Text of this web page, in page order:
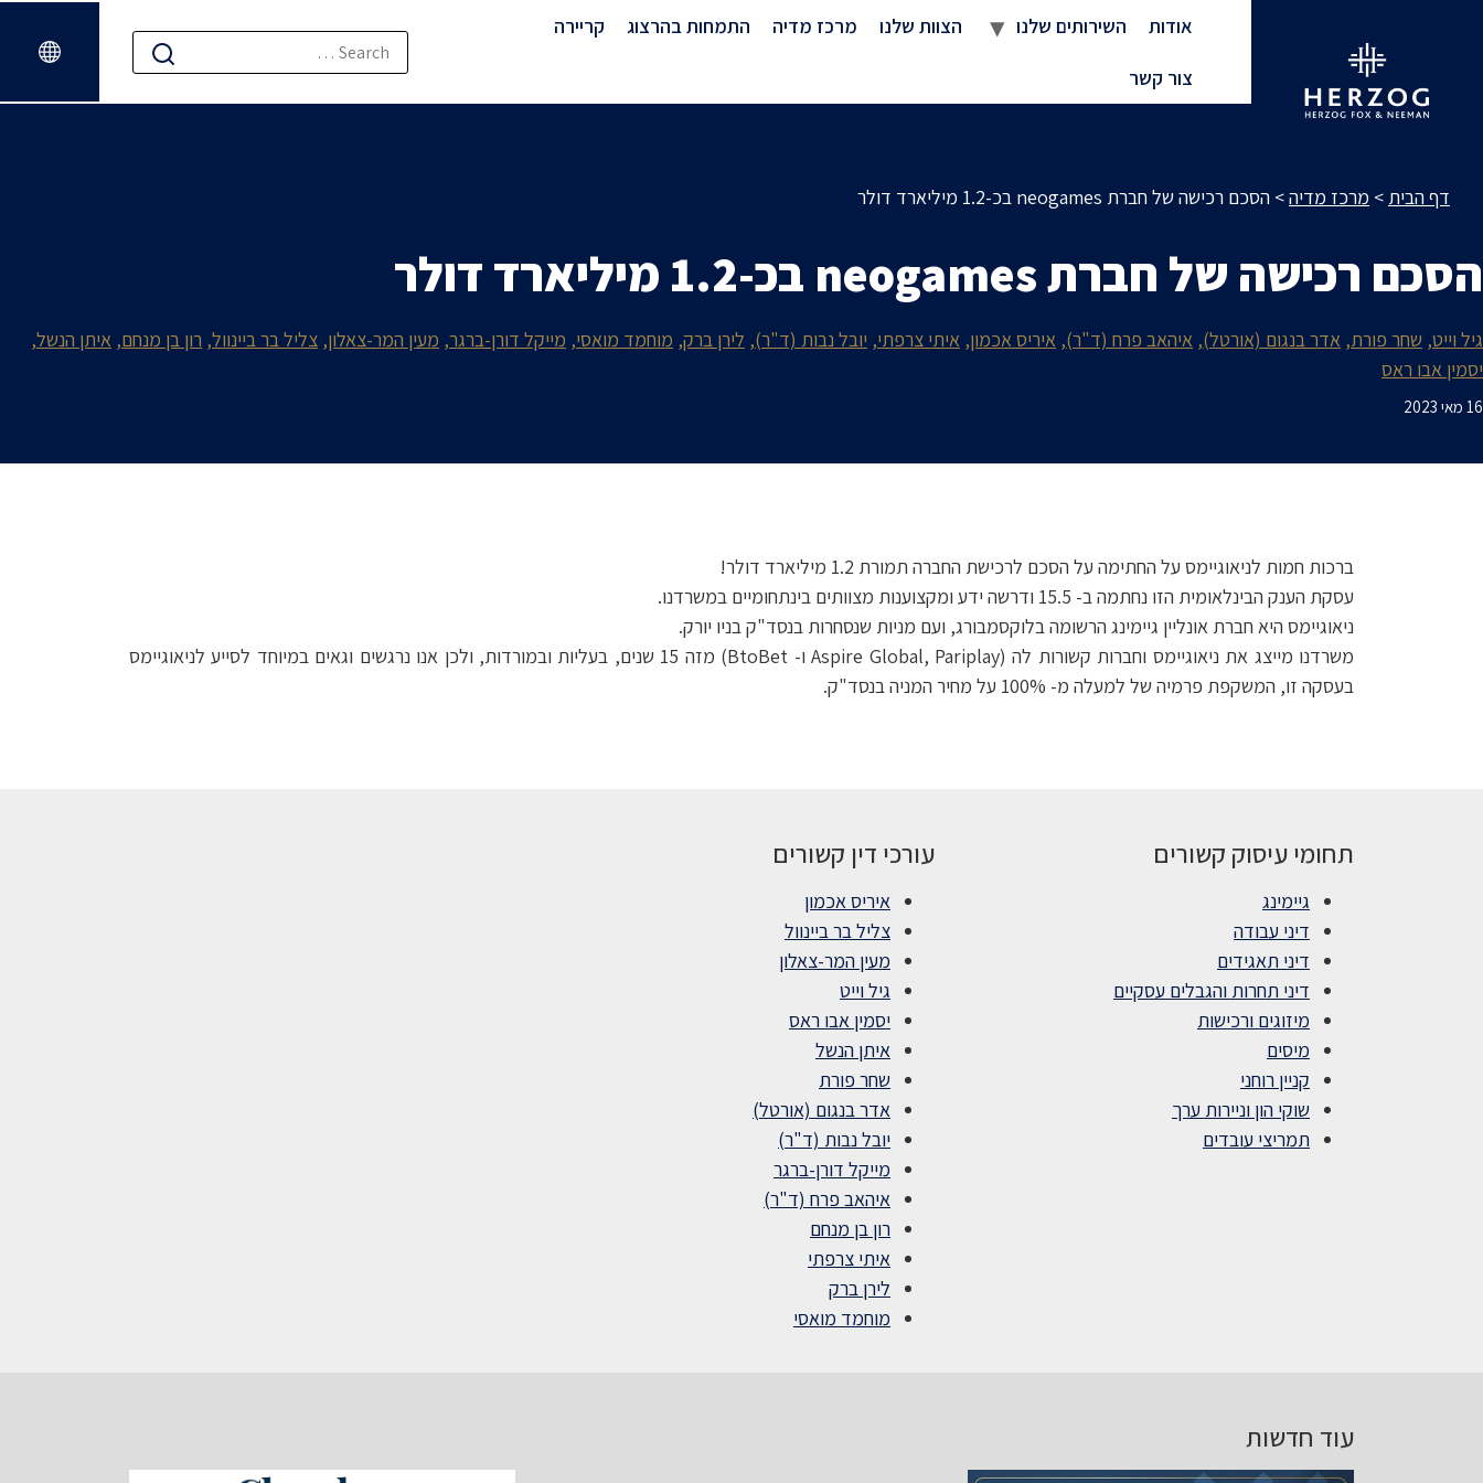
אודות השירותים שלנו הצוות שלנו מרכז מדיה התמחות בהרצוג קריירה
צור קשר
דף הבית > מרכז מדיה> הסכם רכישה של חברת neogames בכ-1.2 מיליארד דולר
הסכם רכישה של חברת neogames בכ-1.2 מיליארד דולר
גיל וייט שחר פורת אדר בנגום (אורטל) איהאב פרח (ד"ר) איריס אכמון איתי צרפתי יובל נבות (ד"ר) לירן ברק מוחמד מואסי מייקל דורן-ברגר מעין המר-צאלון צליל בר ביינוול רון בן מנחם איתן הנשל
יסמין אבו ראס
16 מאי 2023
ברכות חמות לניאוגיימס על החתימה על הסכם לרכישת החברה תמורת 1.2 מיליארד דולר!
עסקת הענק הבינלאומית הזו נחתמה ב- 15.5 ודרשה ידע ומקצוענות מצוותים בינתחומיים במשרדנו.
ניאוגיימס היא חברת אונליין גיימינג הרשומה בלוקסמבורג, ועם מניות שנסחרות בנסד"ק בניו יורק.
משרדנו מייצג את ניאוגיימס וחברות קשורות לה (Aspire Global, Pariplay ו- BtoBet) מזה 15 שנים, בעליות ובמורדות, ולכן אנו נרגשים וגאים במיוחד לסייע לניאוגיימס
בעסקה זו, המשקפת פרמיה של למעלה מ- 100% על מחיר המניה בנסד"ק.
תחומי עיסוק קשורים
גיימינג
דיני עבודה
דיני תאגידים
דיני תחרות והגבלים עסקיים
מיזוגים ורכישות
מיסים
קניין רוחני
שוקי הון וניירות ערך
תמריצי עובדים
עורכי דין קשורים
איריס אכמון
צליל בר ביינוול
מעין המר-צאלון
גיל וייט
יסמין אבו ראס
איתן הנשל
שחר פורת
אדר בנגום (אורטל)
יובל נבות (ד"ר)
מייקל דורן-ברגר
איהאב פרח (ד"ר)
רון בן מנחם
איתי צרפתי
לירן ברק
מוחמד מואסי
עוד חדשות